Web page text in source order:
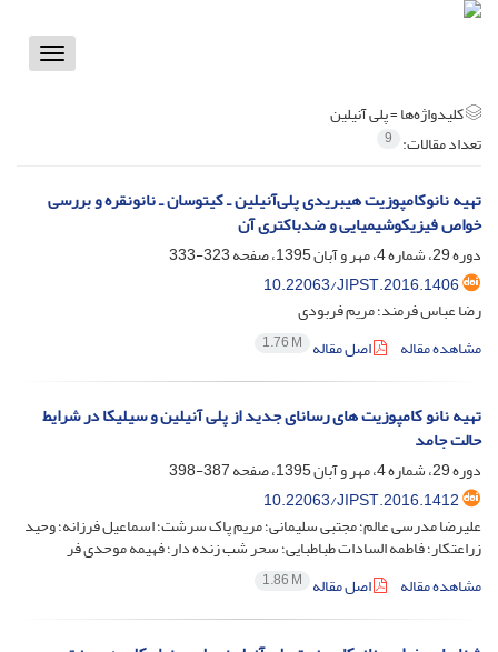
Toggle
کلیدواژه‌ها =پلی آنیلین
تعداد مقالات: 9
تهیه نانوکامپوزیت‌ هیبریدی پلی‌آنیلین ـ کیتوسان ـ نانونقره و بررسی
خواص فیزیکوشیمیایی و ضدباکتری آن
دوره 29، شماره 4، مهر و آبان 1395، صفحه
323-333
10.22063/JIPST.2016.1406
رضا عباس فرمند؛ مریم فربودی
مشاهده مقاله
اصل مقاله 1.76 M
تهیه نانو کامپوزیت های رسانای جدید از پلی آنیلین و سیلیکا در شرایط
حالت جامد
دوره 29، شماره 4، مهر و آبان 1395، صفحه
387-398
10.22063/JIPST.2016.1412
علیرضا مدرسی عالم؛ مجتبی سلیمانی؛ مریم پاک سرشت؛ اسماعیل فرزانه؛ وحید
زراعتکار؛ فاطمه السادات طباطبایی؛ سحر شب زنده دار؛ فهیمه موحدی فر
مشاهده مقاله
اصل مقاله 1.86 M